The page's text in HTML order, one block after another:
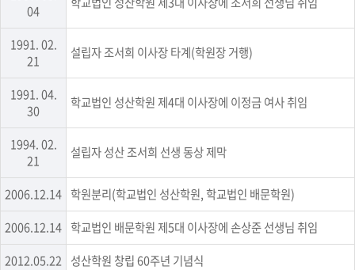
04
1991. 02.
21
설립자 조서희 이사장 타계(학원장 거행)
1991. 04.
30
학교법인 성산학원 제4대 이사장에 이정금 여사 취임
1994. 02.
21
설립자 성산 조서희 선생 동상 제막
2006.12.14 학원분리(학교법인 성산학원, 학교법인 배문학원)
2006.12.14 학교법인 배문학원 제5대 이사장에 손상준 선생님 취임
2012.05.22 성산학원 창립 60주년 기념식